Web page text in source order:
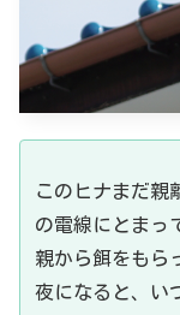
このヒナまだ親
の電線にとまっ
親から餌をもら
夜になると、い